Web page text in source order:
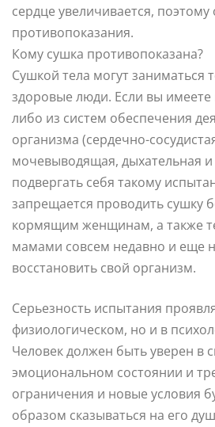
сердце увеличивается,
противопоказания.
Кому сушка противопоказана?
Сушкой тела могут заниматься
здоровые люди. Если вы
либо из систем обеспечения
организма (сердечно-
мочевыводящая, дыхательная и
подвергать себя такому
запрещается проводить сушку
кормящим женщинам, а также
мамами совсем недавно и еще
восстановить свой организм.
Серьезность испытания
физиологическом, но и в
Человек должен быть уверен в
эмоциональном состоянии и
ограничения и новые условия
образом сказываться на его